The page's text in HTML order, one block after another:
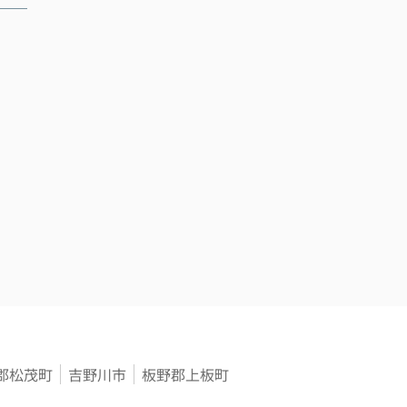
松茂町 吉野川市 板野郡上板町